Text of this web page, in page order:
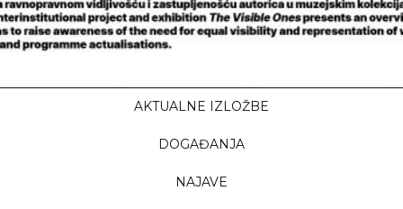
AKTUALNE IZLOŽBE
DOGAĐANJA
NAJAVE